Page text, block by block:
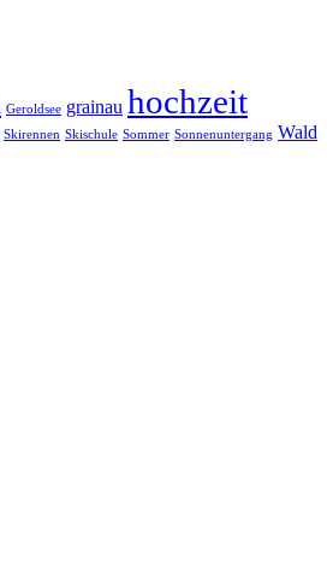
Geroldsee grainau hochzeit
Skirennen Skischule Sommer Sonnenuntergang Wald